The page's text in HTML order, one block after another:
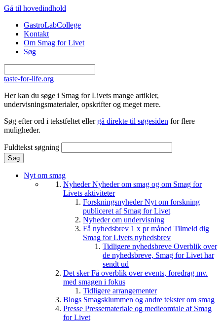
Gå til hovedindhold
GastroLabCollege
Kontakt
Om Smag for Livet
Søg
taste-for-life.org
Her kan du søge i Smag for Livets mange artikler,
undervisningsmaterialer, opskrifter og meget mere.
Søg efter ord i tekstfeltet eller gå direkte til søgesiden for flere
muligheder.
Fuldtekst søgning
Nyt om smag
NyhederNyheder om smag og om Smag for
Livets aktiviteter
ForskningsnyhederNyt om forskning
publiceret af Smag for Livet
Nyheder om undervisning
Få nyhedsbrev 1 x pr måned Tilmeld dig
Smag for Livets nyhedsbrev
Tidligere nyhedsbreve Overblik over
de nyhedsbreve, Smag for Livet har
sendt ud
Det skerFå overblik over events, foredrag mv.
med smagen i fokus
Tidligere arrangementer
Blogs Smagsklummen og andre tekster om smag
Presse Pressemateriale og medieomtale af Smag
for Livet